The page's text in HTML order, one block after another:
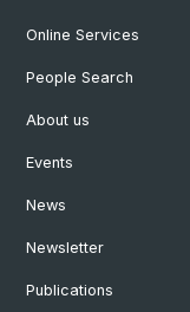
Online Services
People Search
About us
Events
News
Newsletter
Publications